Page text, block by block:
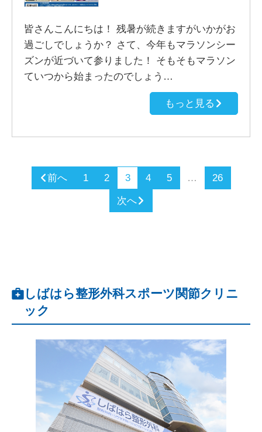
皆さんこんにちは！ 残暑が続きますがいかがお
過ごしでしょうか？ さて、今年もマラソンシー
ズンが近づいて参りました！ そもそもマラソン
ていつから始まったのでしょう…
もっと見る
前へ 1 2 3 4 5 …
26
次へ
しばはら整形外科スポーツ関節クリニ
ック